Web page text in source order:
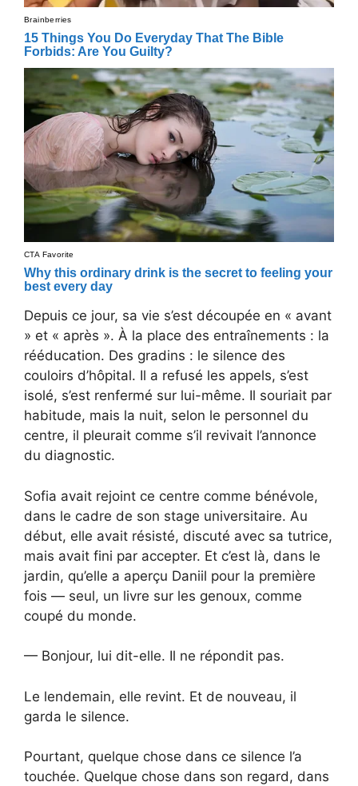
Depuis ce jour, sa vie s’est découpée en « avant
» et « après ». À la place des entraînements : la
rééducation. Des gradins : le silence des
couloirs d’hôpital. Il a refusé les appels, s’est
isolé, s’est renfermé sur lui-même. Il souriait par
habitude, mais la nuit, selon le personnel du
centre, il pleurait comme s’il revivait l’annonce
du diagnostic.
Sofia avait rejoint ce centre comme bénévole,
dans le cadre de son stage universitaire. Au
début, elle avait résisté, discuté avec sa tutrice,
mais avait fini par accepter. Et c’est là, dans le
jardin, qu’elle a aperçu Daniil pour la première
fois — seul, un livre sur les genoux, comme
coupé du monde.
— Bonjour, lui dit-elle. Il ne répondit pas.
Le lendemain, elle revint. Et de nouveau, il
garda le silence.
Pourtant, quelque chose dans ce silence l’a
touchée. Quelque chose dans son regard, dans